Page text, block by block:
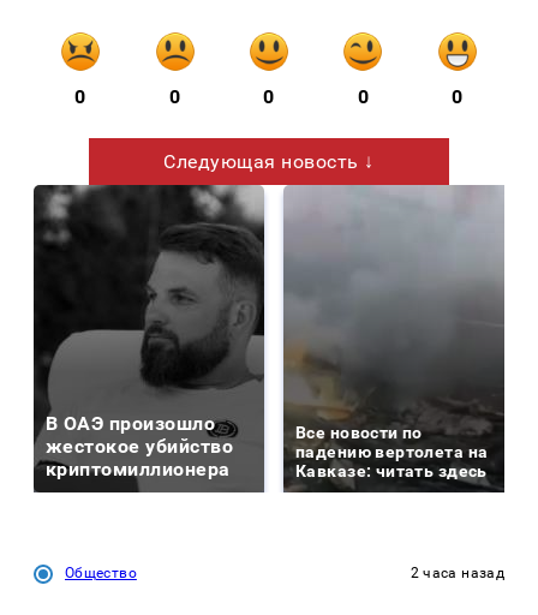
0 0 0 0 0
Следующая новость ↓
В ОАЭ произошло
жестокое убийство
криптомиллионера
Все новости по
падению вертолета на
Кавказе: читать здесь
Общество 2 часа назад